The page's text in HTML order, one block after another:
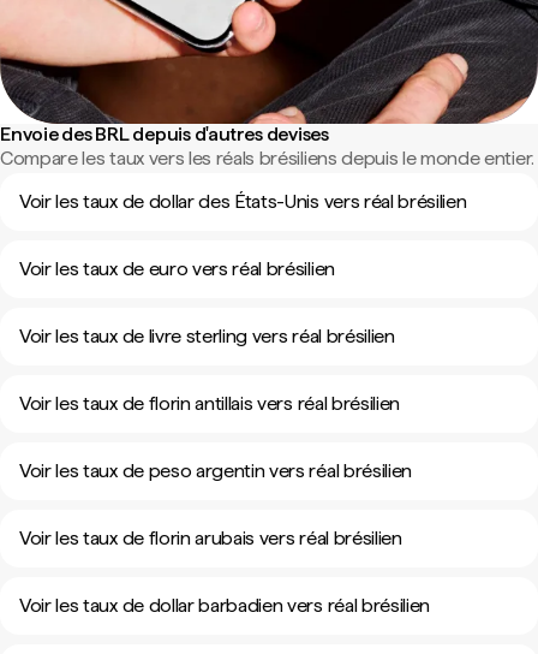
Envoie des BRL depuis d'autres devises
Compare les taux vers les réals brésiliens depuis le monde entier.
Voir les taux de dollar des États-Unis vers réal brésilien
Voir les taux de euro vers réal brésilien
Voir les taux de livre sterling vers réal brésilien
Voir les taux de florin antillais vers réal brésilien
Voir les taux de peso argentin vers réal brésilien
Voir les taux de florin arubais vers réal brésilien
Voir les taux de dollar barbadien vers réal brésilien